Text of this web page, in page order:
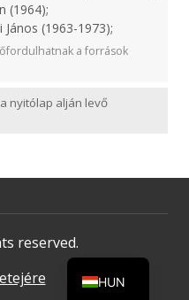
(1964);
János (1963-1973);
a források
a nyitólap alján levő
reserved.
HUN